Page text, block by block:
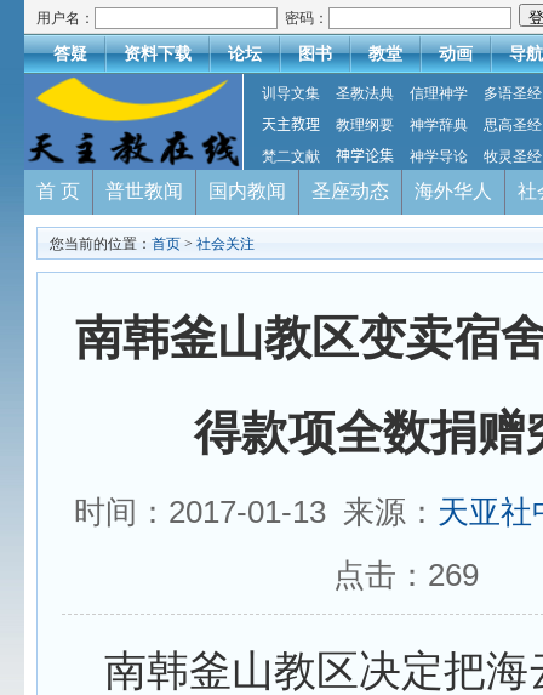
用户名： 密码：
答疑 资料下载 论坛 图书 教堂 动画 导航
训导文集 圣教法典 信理神学
多语圣经
天主教理
教理纲要 神学辞典
思高圣经
梵二文献
神学论集 神学导论 牧灵圣经
首 页 普世教闻 国内教闻 圣座动态 海外华人 社
您当前的位置： 首页 > 社会关注
南韩釜山教区变卖宿
得款项全数捐赠
时间：2017-01-13 来源： 天亚社
点击： 269
南韩釜山教区决定把海